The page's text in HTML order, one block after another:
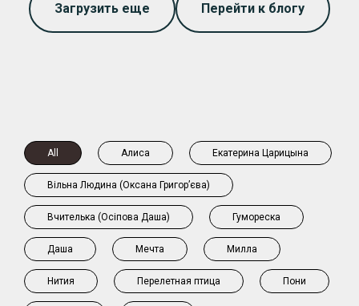
Загрузить еще Перейти к блогу
All Алиса Екатерина Царицына
Вільна Людина (Оксана Григорʼєва)
Вчителька (Осіпова Даша) Гумореска
Даша Мечта Милла
Нития Перелетная птица Пони